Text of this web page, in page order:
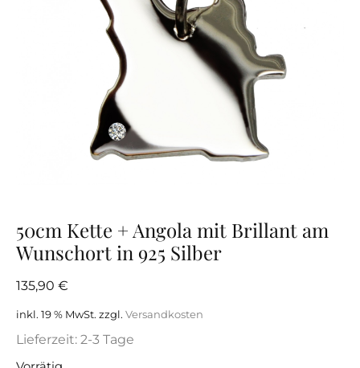
50cm Kette + Angola mit Brillant am
Wunschort in 925 Silber
135,90 €
inkl. 19 % MwSt. zzgl. Versandkosten
Lieferzeit: 2-3 Tage